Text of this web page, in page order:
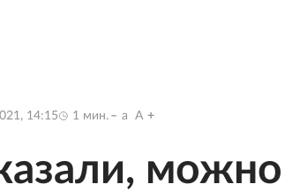
14:15 1 мин. a A